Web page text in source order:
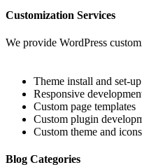
Customization Services
We provide WordPress
Theme install and set-up
Responsive
Custom page templates
Custom plugin
Custom theme and
Blog Categories